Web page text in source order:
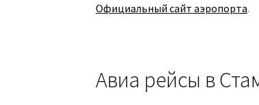
Официальный сайт аэропорта.
Авиа рейсы в